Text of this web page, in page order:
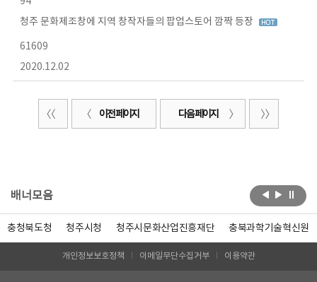
청주 문화제조창에 지역 창작자들의 팝업스토어 깜짝 등장
61609
2020.12.02
이전 페이지 다음 페이지
배너모음
충청북도청 청주시청 청주시문화산업진흥재단 충북과학기술혁신원
개인정보보호정책 이메일무단수집거부 이용약관